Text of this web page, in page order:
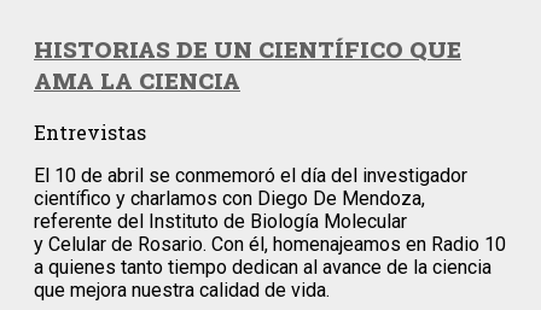
HISTORIAS DE UN CIENTÍFICO QUE
AMA LA CIENCIA
Entrevistas
El 10 de abril se conmemoró el día del investigador
científico y charlamos con Diego De Mendoza,
referente del Instituto de Biología Molecular
y Celular de Rosario. Con él, homenajeamos en Radio 10
a quienes tanto tiempo dedican al avance de la ciencia
que mejora nuestra calidad de vida.